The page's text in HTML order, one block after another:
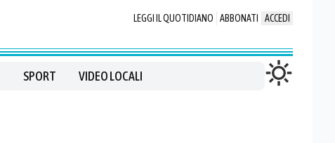
LEGGI IL QUOTIDIANO ABBONATI ACCEDI
SPORT VIDEO LOCALI